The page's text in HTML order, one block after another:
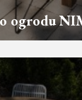
ogrodu